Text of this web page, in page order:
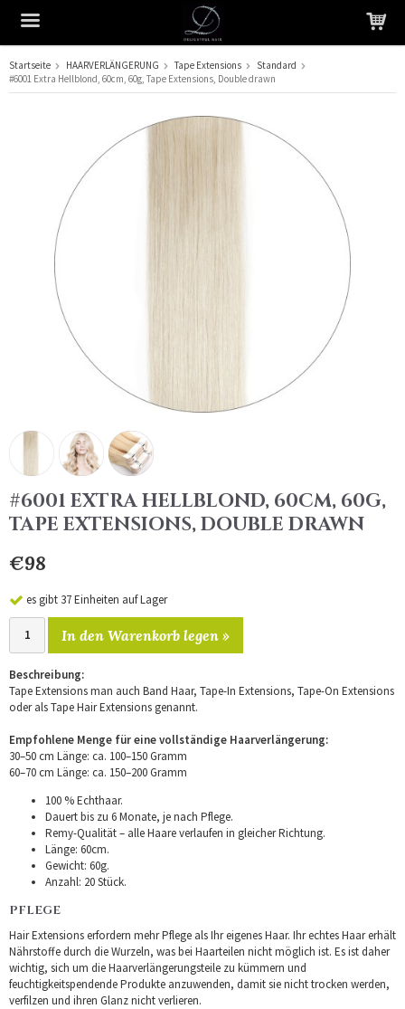
Das Produkt wurde in Ihren Warenkorb gelegt
Startseite HAARVERLÄNGERUNG Tape Extensions
Standard
#6001 Extra Hellblond, 60cm, 60g, Tape Extensions, Double drawn
#6001 EXTRA HELLBLOND, 60CM, 60G,
TAPE EXTENSIONS, DOUBLE DRAWN
€98
es gibt 37 Einheiten auf Lager
In den Warenkorb legen »
Beschreibung:
Tape Extensions man auch Band Haar, Tape-In Extensions, Tape-On Extensions
oder als Tape Hair Extensions genannt.
Empfohlene Menge für eine vollständige Haarverlängerung:
30–50 cm Länge: ca. 100–150 Gramm
60–70 cm Länge: ca. 150–200 Gramm
100 % Echthaar.
Dauert bis zu 6 Monate, je nach Pflege.
Remy-Qualität – alle Haare verlaufen in gleicher Richtung.
Länge: 60cm.
Gewicht: 60g.
Anzahl: 20 Stück.
PFLEGE
Hair Extensions erfordern mehr Pflege als Ihr eigenes Haar. Ihr echtes Haar erhält
Nährstoffe durch die Wurzeln, was bei Haarteilen nicht möglich ist. Es ist daher
wichtig, sich um die Haarverlängerungsteile zu kümmern und
feuchtigkeitspendende Produkte anzuwenden, damit sie nicht trocken werden,
verfilzen und ihren Glanz nicht verlieren.